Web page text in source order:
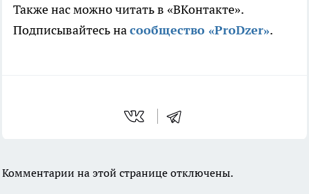
Также нас можно читать в «ВКонтакте».
Подписывайтесь насообщество «ProDzer».
Комментарии на этой странице отключены.